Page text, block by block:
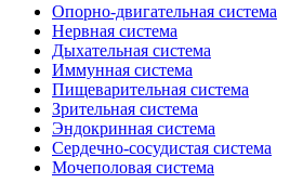
Опорно-двигательная система
Нервная система
Дыхательная система
Иммунная система
Пищеварительная система
Зрительная система
Эндокринная система
Сердечно-сосудистая система
Мочеполовая система